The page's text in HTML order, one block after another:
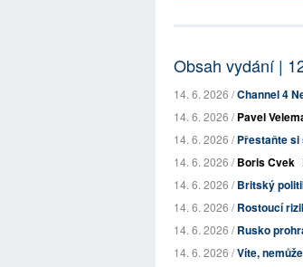
Obsah vydání |
14. 6. 2026 /Channel 4
14. 6. 2026 /Pavel
14. 6. 2026 /Přestaňte si
14. 6. 2026 /Boris Cvek
14. 6. 2026 /Britský
14. 6. 2026 /Rostoucí
14. 6. 2026 /Rusko
14. 6. 2026 /Víte,